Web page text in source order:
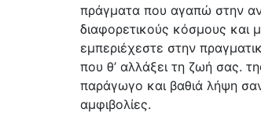
πράγματα που αγαπώ στην
διαφορετικούς κόσμους και
εμπεριέχεστε στην
που θ’ αλλάξει τη ζωή σας.
παράγωγο και βαθιά λήψη
αμφιβολίες.